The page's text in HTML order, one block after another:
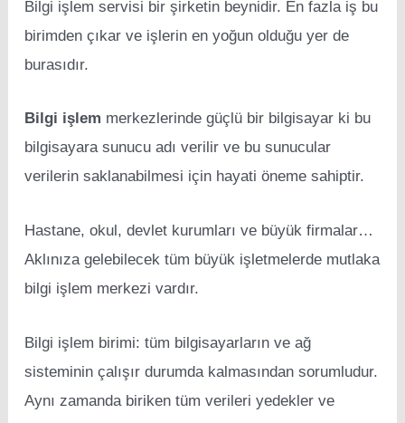
Bilgi işlem servisi bir şirketin beynidir. En fazla iş bu
birimden çıkar ve işlerin en yoğun olduğu yer de
burasıdır.
Bilgi işlem merkezlerinde güçlü bir bilgisayar ki bu
bilgisayara sunucu adı verilir ve bu sunucular
verilerin saklanabilmesi için hayati öneme sahiptir.
Hastane, okul, devlet kurumları ve büyük firmalar…
Aklınıza gelebilecek tüm büyük işletmelerde mutlaka
bilgi işlem merkezi vardır.
Bilgi işlem birimi: tüm bilgisayarların ve ağ
sisteminin çalışır durumda kalmasından sorumludur.
Aynı zamanda biriken tüm verileri yedekler ve